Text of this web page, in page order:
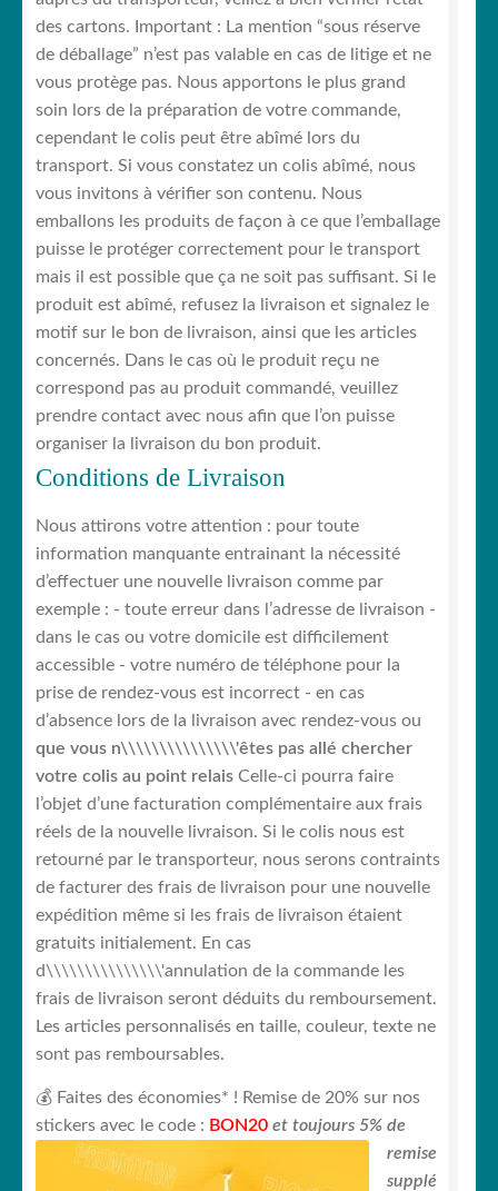
des cartons. Important : La mention “sous réserve
de déballage” n’est pas valable en cas de litige et ne
vous protège pas. Nous apportons le plus grand
soin lors de la préparation de votre commande,
cependant le colis peut être abîmé lors du
transport. Si vous constatez un colis abîmé, nous
vous invitons à vérifier son contenu. Nous
emballons les produits de façon à ce que l’emballage
puisse le protéger correctement pour le transport
mais il est possible que ça ne soit pas suffisant. Si le
produit est abîmé, refusez la livraison et signalez le
motif sur le bon de livraison, ainsi que les articles
concernés. Dans le cas où le produit reçu ne
correspond pas au produit commandé, veuillez
prendre contact avec nous afin que l’on puisse
organiser la livraison du bon produit.
Conditions de Livraison
Nous attirons votre attention : pour toute
information manquante entrainant la nécessité
d’effectuer une nouvelle livraison comme par
exemple : - toute erreur dans l’adresse de livraison -
dans le cas ou votre domicile est difficilement
accessible - votre numéro de téléphone pour la
prise de rendez-vous est incorrect - en cas
d’absence lors de la livraison avec rendez-vous ou
que vous n\\\\\\\\\\\\\\\'êtes pas allé chercher
votre colis au point relais Celle-ci pourra faire
l’objet d’une facturation complémentaire aux frais
réels de la nouvelle livraison. Si le colis nous est
retourné par le transporteur, nous serons contraints
de facturer des frais de livraison pour une nouvelle
expédition même si les frais de livraison étaient
gratuits initialement. En cas
d\\\\\\\\\\\\\\\'annulation de la commande les
frais de livraison seront déduits du remboursement.
Les articles personnalisés en taille, couleur, texte ne
sont pas remboursables.
💰 Faites des économies* ! Remise de 20% sur nos
stickers avec le code : BON20 et toujours 5% de
remise
supplé